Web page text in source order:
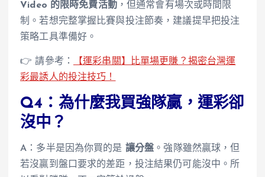
Video 的限時免費活動，但通常會有場次或時間限
制。若想完整掌握比賽與投注節奏，建議提早把投注
策略工具準備好。
👉 請參考：
【運彩串關】比單場更賺？揭密台灣運
彩最誘人的投注技巧！
Q4：為什麼我買強隊贏，運彩卻
沒中？
A：多半是因為你買的是 讓分盤 。強隊雖然贏球，但
若沒贏到盤口要求的差距，投注結果仍可能沒中。所